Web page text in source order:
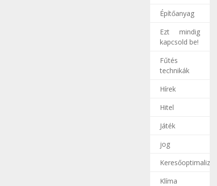
Építőanyag
Ezt mindig
kapcsold be!
Fűtés
technikák
Hírek
Hitel
Játék
jog
Klíma